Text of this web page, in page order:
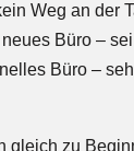
Weg an der
Büro –
Büro –
gleich zu